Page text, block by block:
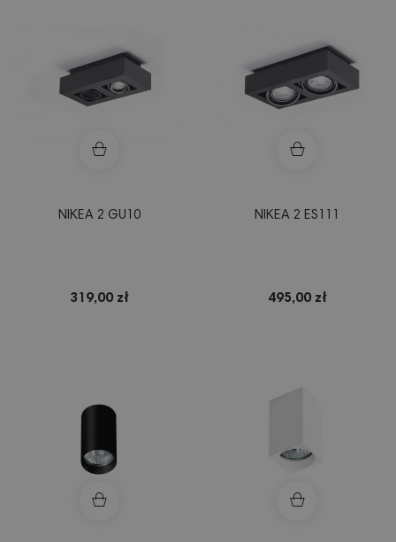
NIKEA 2 GU10
319,00 zł
NIKEA 2 ES111
495,00 zł